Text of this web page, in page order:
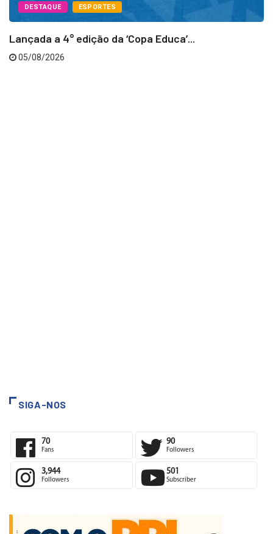
DESTAQUE ESPORTES
Lançada a 4° edição da ‘Copa Educa’...
05/08/2026
SIGA-NOS
70 90
3,944 501